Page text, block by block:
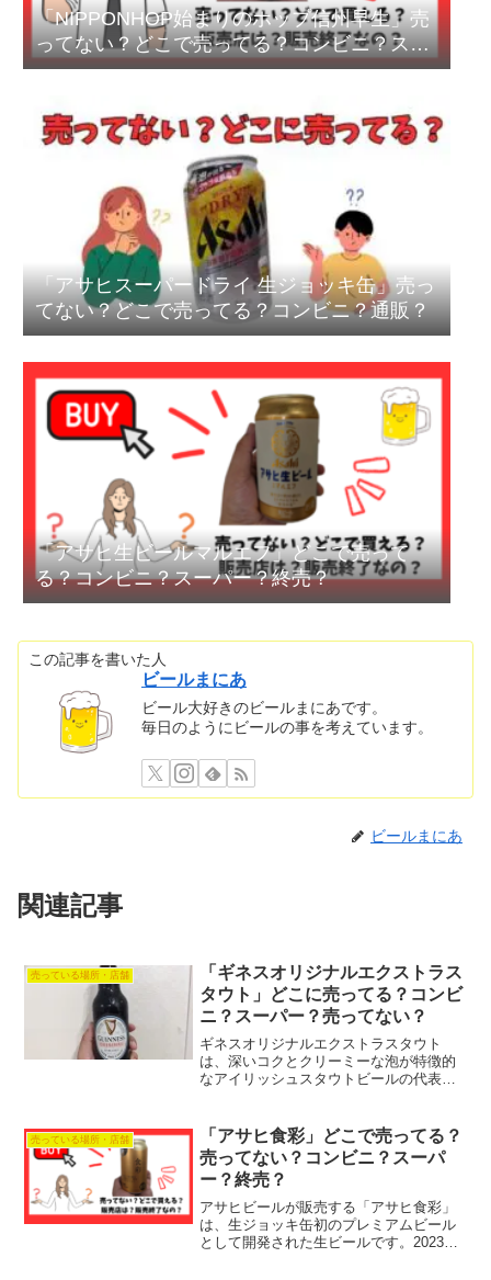
「NIPPONHOP始まりのホップ信州早生」売
ってない？どこで売ってる？コンビニ？スー
パー？終売？
「アサヒスーパードライ 生ジョッキ缶」売っ
てない？どこで売ってる？コンビニ？通販？
「アサヒ生ビールマルエフ」どこで売って
る？コンビニ？スーパー？終売？
この記事を書いた人
ビールまにあ
ビール大好きのビールまにあです。
毎日のようにビールの事を考えています。
ビールまにあ
関連記事
売っている場所・店舗
「ギネスオリジナルエクストラス
タウト」どこに売ってる？コンビ
ニ？スーパー？売ってない？
ギネスオリジナルエクストラスタウト
は、深いコクとクリーミーな泡が特徴的
なアイリッシュスタウトビールの代表格
に豊かな香りと、飲みごたえのある重厚
感が魅力で、多くのビールフ...
売っている場所・店舗
「アサヒ食彩」どこで売ってる？
売ってない？コンビニ？スーパ
ー？終売？
アサヒビールが販売する「アサヒ食彩」
は、生ジョッキ缶初のプレミアムビール
として開発された生ビールです。2023年7